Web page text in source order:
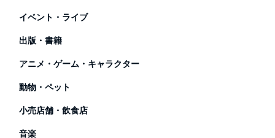
イベント・ライブ
出版・書籍
アニメ・ゲーム・キャラクター
動物・ペット
小売店舗・飲食店
音楽